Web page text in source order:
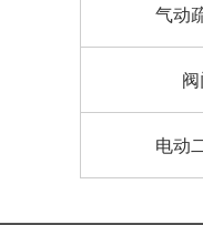
气动
电动